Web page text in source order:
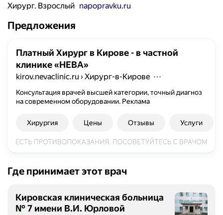
Хирург. Взрослый napopravku.ru
Предложения
Платный Хирург в Кирове - в частной
клинике «НЕВА»
kirov.nevaclinic.ru › Хирург-в-Кирове
Консультация врачей высшей категории, точный диагноз
на современном оборудовании. Реклама
Хирургия Цены Отзывы Услуги
Где принимает этот врач
Кировская клиническая больница
№ 7 имени В.И. Юрловой